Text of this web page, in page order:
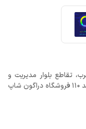
تقاطع بلوار مدیریت و